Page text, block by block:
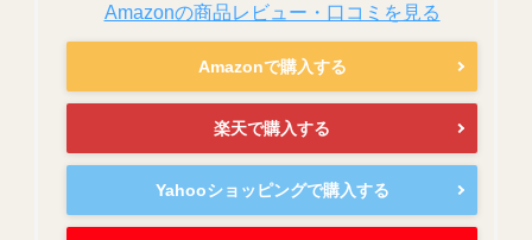
Amazonの商品レビュー・口コミを見る
Amazonで購入する
楽天で購入する
Yahooショッピングで購入する